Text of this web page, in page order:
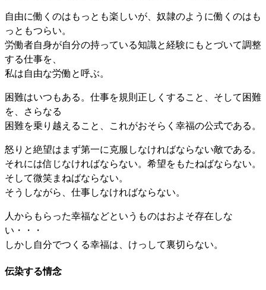
自由に働くのはもっとも楽しいが、奴隷のように働くのはも
っともつらい。
労働者自身が自分の持っている知識と経験にもとづいて調整
する仕事を、
私は自由な労働と呼ぶ。
困難はいつもある。仕事を規則正しくすること、そして困難
を、さらなる
困難を乗り越えること、これがおそらく幸福の公式である。
怒りと絶望はまず第一に克服しなければならない敵である。
それには信じなければならない。希望をもたねばならない。
そして微笑まねばならない。
そうしながら、仕事しなければならない。
人からもらった幸福などというものはおよそ存在しな
い・・・
しかし自分でつくる幸福は、けっして裏切らない。
伝染する情念